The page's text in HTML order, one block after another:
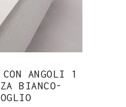
CON ANGOLI 1
BIANCO-